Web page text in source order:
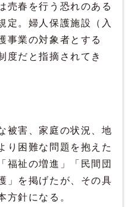
売春を行う恐れのある
定。婦人保護施設（入
事業の対象者とする
度だと指摘されてき
被害、家庭の状況、地
り困難な問題を抱えた
福祉の増進」「民間団
」を掲げたが、その具
方針になる。